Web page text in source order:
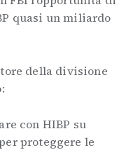
quasi un miliardo
della divisione
con HIBP su
proteggere le